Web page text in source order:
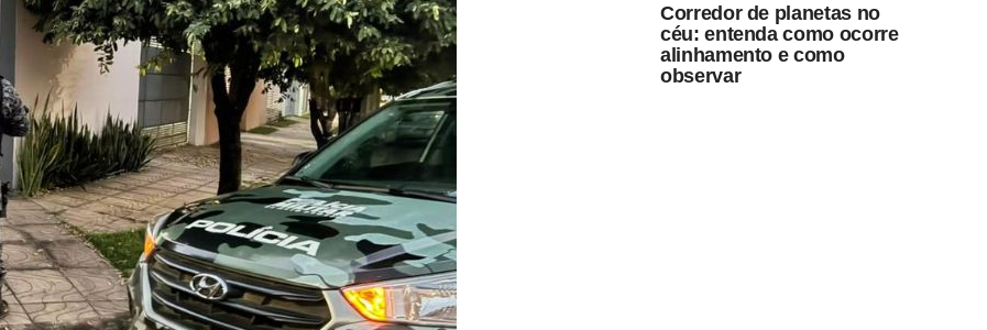
Corredor de planetas no
céu: entenda como ocorre
alinhamento e como
observar